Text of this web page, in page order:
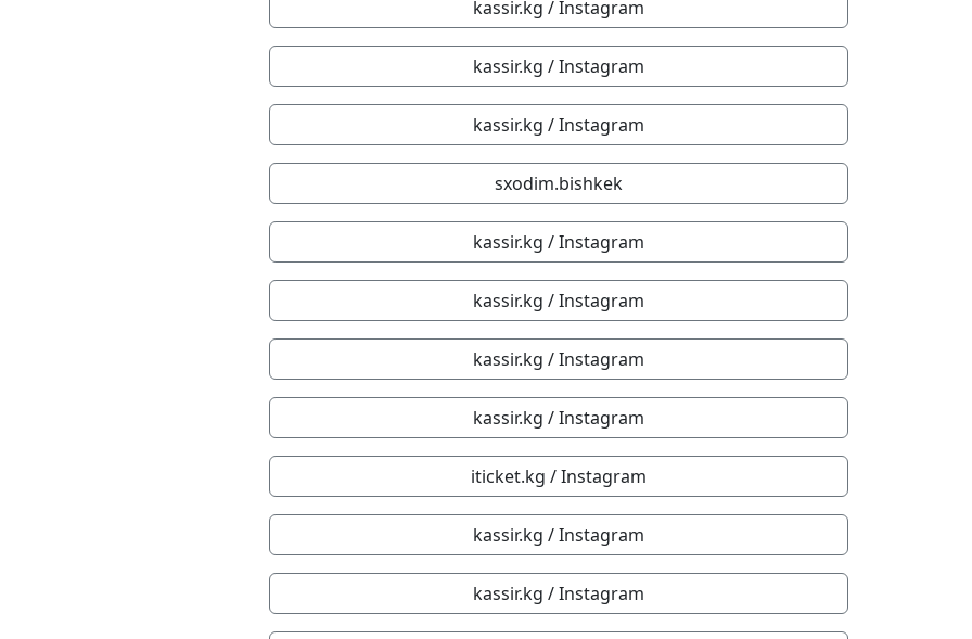
kassir.kg / Instagram
kassir.kg / Instagram
kassir.kg / Instagram
sxodim.bishkek
kassir.kg / Instagram
kassir.kg / Instagram
kassir.kg / Instagram
kassir.kg / Instagram
iticket.kg / Instagram
kassir.kg / Instagram
kassir.kg / Instagram